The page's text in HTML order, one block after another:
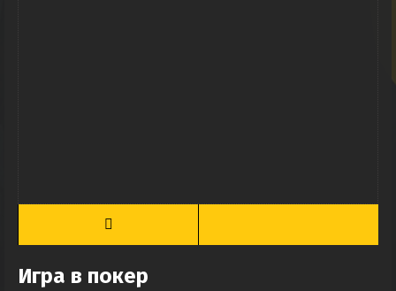
Игра в покер